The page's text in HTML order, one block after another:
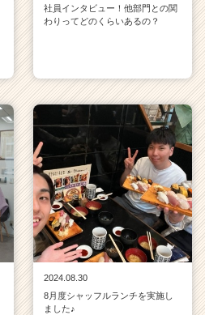
社員インタビュー！他部門との関
わりってどのくらいあるの？
2024.08.30
8月度シャッフルランチを実施し
ました♪